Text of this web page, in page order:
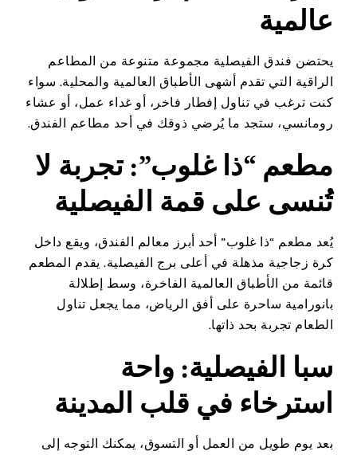
عالمية
يحتضن فندق الفيصلية مجموعة متنوعة من المطاعم
الراقية التي تقدم أشهى الأطباق العالمية والمحلية. سواء
كنت ترغب في تناول إفطار فاخر، أو غداء عمل، أو عشاء
رومانسي، ستجد ما يُرضي ذوقك في أحد مطاعم الفندق.
مطعم “ذا غلوب”: تجربة لا
تُنسى على قمة الفيصلية
يُعد مطعم “ذا غلوب” أحد أبرز معالم الفندق، ويقع داخل
كرة زجاجية مذهلة في أعلى برج الفيصلية. يقدم المطعم
قائمة من الأطباق العالمية الفاخرة، وسط إطلالة
بانورامية ساحرة على أفق الرياض، مما يجعل تناول
الطعام تجربة بحد ذاتها.
سبا الفيصلية: واحة
استرخاء في قلب المدينة
بعد يوم طويل من العمل أو التسوق، يمكنك التوجه إلى